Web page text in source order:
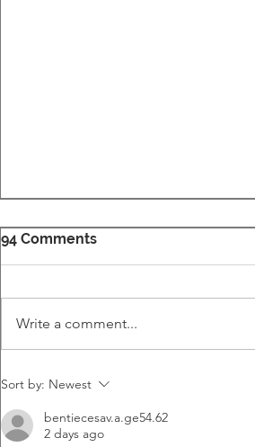
Fundraising Initiative
94 Comments
Write a comment...
Sort by: Newest
bentiecesav.a.ge54.62
2 days ago